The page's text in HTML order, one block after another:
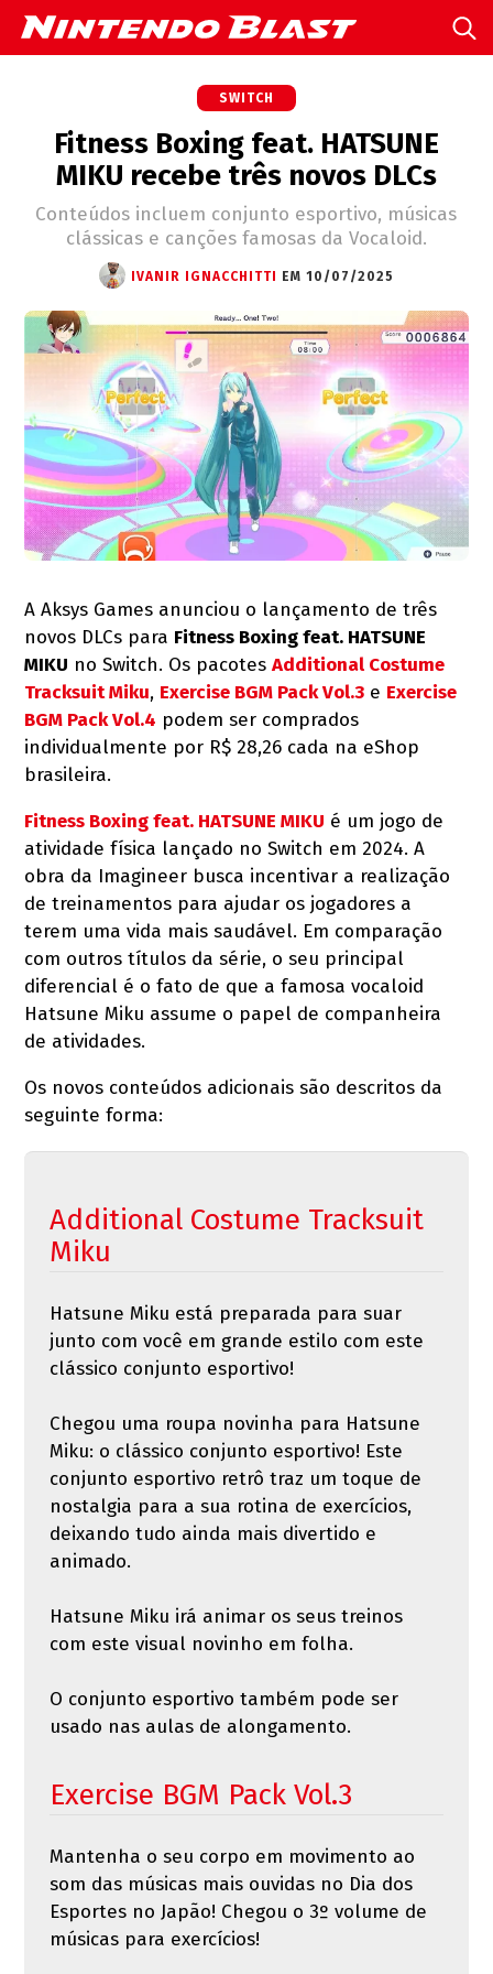
SWITCH
Fitness Boxing feat. HATSUNE
MIKU recebe três novos DLCs
Conteúdos incluem conjunto esportivo, músicas
clássicas e canções famosas da Vocaloid.
IVANIR IGNACCHITTI EM 10/07/2025
A Aksys Games anunciou o lançamento de três
novos DLCs para Fitness Boxing feat. HATSUNE
MIKU no Switch. Os pacotesAdditional Costume
Tracksuit Miku, Exercise BGM Pack Vol.3 e Exercise
BGM Pack Vol.4 podem ser comprados
individualmente por R$ 28,26 cada na eShop
brasileira.
Fitness Boxing feat. HATSUNE MIKU é um jogo de
atividade física lançado no Switch em 2024. A
obra da Imagineer busca incentivar a realização
de treinamentos para ajudar os jogadores a
terem uma vida mais saudável. Em comparação
com outros títulos da série, o seu principal
diferencial é o fato de que a famosa vocaloid
Hatsune Miku assume o papel de companheira
de atividades.
Os novos conteúdos adicionais são descritos da
seguinte forma:
Additional Costume Tracksuit
Miku
Hatsune Miku está preparada para suar
junto com você em grande estilo com este
clássico conjunto esportivo!
Chegou uma roupa novinha para Hatsune
Miku: o clássico conjunto esportivo! Este
conjunto esportivo retrô traz um toque de
nostalgia para a sua rotina de exercícios,
deixando tudo ainda mais divertido e
animado.
Hatsune Miku irá animar os seus treinos
com este visual novinho em folha.
O conjunto esportivo também pode ser
usado nas aulas de alongamento.
Exercise BGM Pack Vol.3
Mantenha o seu corpo em movimento ao
som das músicas mais ouvidas no Dia dos
Esportes no Japão! Chegou o 3º volume de
músicas para exercícios!